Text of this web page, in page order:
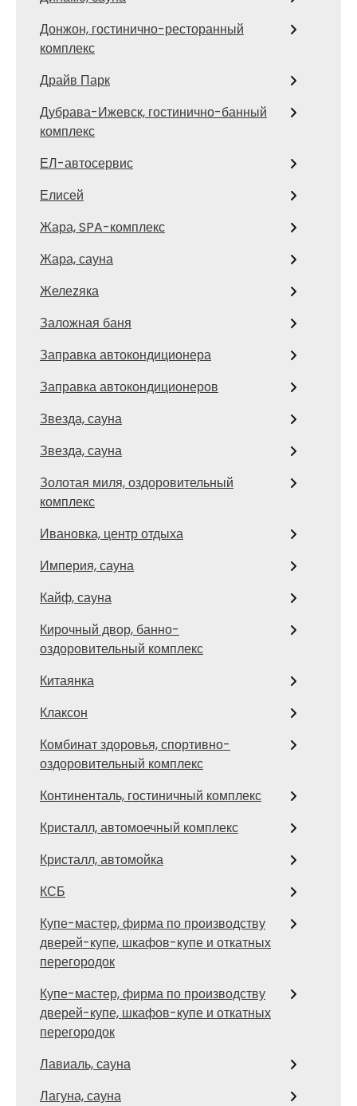
Донжон, гостинично-ресторанный
комплекс
Драйв Парк
Дубрава-Ижевск, гостинично-банный
комплекс
ЕЛ-автосервис
Елисей
Жара, SPA-комплекс
Жара, сауна
Желеzяка
Заложная баня
Заправка автокондиционера
Заправка автокондиционеров
Звезда, сауна
Звезда, сауна
Золотая миля, оздоровительный
комплекс
Ивановка, центр отдыха
Империя, сауна
Кайф, сауна
Кирочный двор, банно-
оздоровительный комплекс
Китаянка
Клаксон
Комбинат здоровья, спортивно-
оздоровительный комплекс
Континенталь, гостиничный комплекс
Кристалл, автомоечный комплекс
Кристалл, автомойка
КСБ
Купе-мастер, фирма по производству
дверей-купе, шкафов-купе и откатных
перегородок
Купе-мастер, фирма по производству
дверей-купе, шкафов-купе и откатных
перегородок
Лавиаль, сауна
Лагуна, сауна